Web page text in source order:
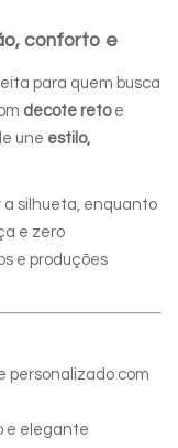
conforto e
para quem busca
decote retoe
une estilo,
a silhueta, enquanto
e zero
e produções
personalizado com
e elegante